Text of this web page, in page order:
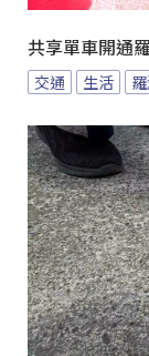
共享單車開通
交通 生活